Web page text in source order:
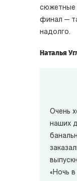
сюжетные
финал —
надолго.
Наталья
Очень
наших
«Ночь